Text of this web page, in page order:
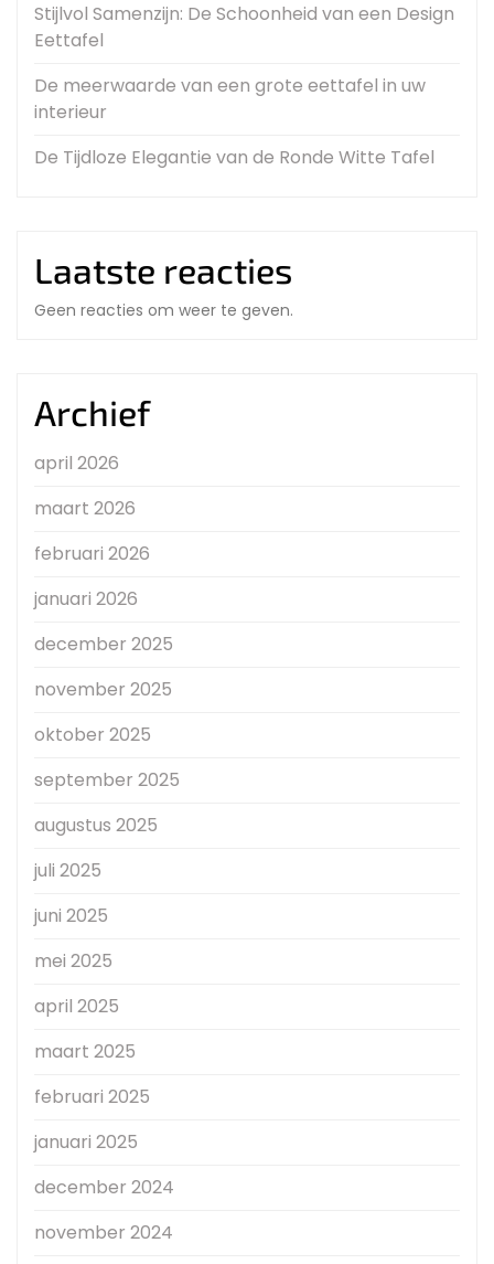
Stijlvol Samenzijn: De Schoonheid van een Design
Eettafel
De meerwaarde van een grote eettafel in uw
interieur
De Tijdloze Elegantie van de Ronde Witte Tafel
Laatste reacties
Geen reacties om weer te geven.
Archief
april 2026
maart 2026
februari 2026
januari 2026
december 2025
november 2025
oktober 2025
september 2025
augustus 2025
juli 2025
juni 2025
mei 2025
april 2025
maart 2025
februari 2025
januari 2025
december 2024
november 2024